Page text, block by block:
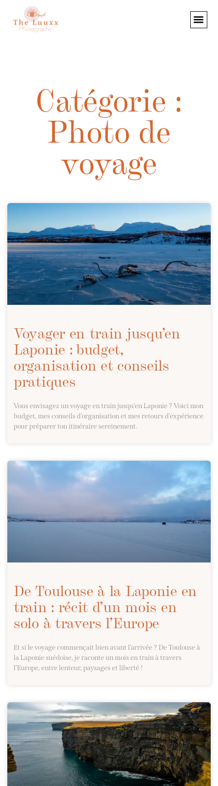
Catégorie :
Photo de
voyage
Voyager en train jusqu’en
Laponie : budget,
organisation et conseils
pratiques
Vous envisagez un voyage en train jusqu’en Laponie ? Voici mon
budget, mes conseils d’organisation et mes retours d’expérience
pour préparer ton itinéraire sereinement.
De Toulouse à la Laponie en
train : récit d’un mois en
solo à travers l’Europe
Et si le voyage commençait bien avant l’arrivée ? De Toulouse à
la Laponie suédoise, je raconte un mois en train à travers
l’Europe, entre lenteur, paysages et liberté !